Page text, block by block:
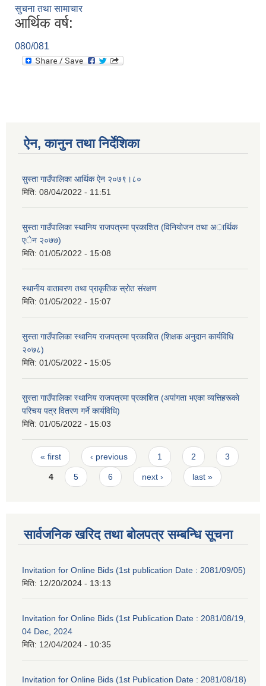
सुचना तथा सामाचार
आर्थिक वर्ष:
080/081
ऐन, कानुन तथा निर्देशिका
सुस्ता गाउँपालिका आर्थिक ऐन २०७९।८०
मिति: 08/04/2022 - 11:51
सुस्ता गाउँपालिका स्थानिय राजपत्रमा प्रकाशित (विनियाेजन तथा अार्थिक
एेन २०७७)
मिति: 01/05/2022 - 15:08
स्थानीय वातावरण तथा प्राकृतिक स्रोत संरक्षण
मिति: 01/05/2022 - 15:07
सुस्ता गाउँपालिका स्थानिय राजपत्रमा प्रकाशित (शिक्षक अनुदान कार्यविधि
२०७८)
मिति: 01/05/2022 - 15:05
सुस्ता गाउँपालिका स्थानिय राजपत्रमा प्रकाशित (अपांगता भएका व्यत्तिहरूकाे
परिचय पत्र वितरण गर्ने कार्यविधि)
मिति: 01/05/2022 - 15:03
Pages
« first ‹ previous 1 2 3
4 5 6 next › last »
सार्वजनिक खरिद तथा बोलपत्र सम्बन्धि सूचना
Invitation for Online Bids (1st publication Date : 2081/09/05)
मिति: 12/20/2024 - 13:13
Invitation for Online Bids (1st Publication Date : 2081/08/19,
04 Dec, 2024
मिति: 12/04/2024 - 10:35
Invitation for Online Bids (1st Publication Date : 2081/08/18)